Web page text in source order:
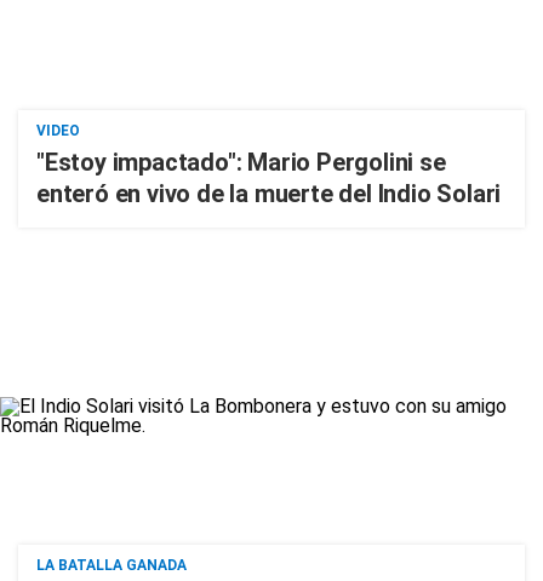
VIDEO
"Estoy impactado": Mario Pergolini se
enteró en vivo de la muerte del Indio Solari
LA BATALLA GANADA